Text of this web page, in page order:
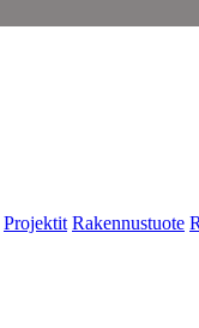
Projektit Rakennustuote